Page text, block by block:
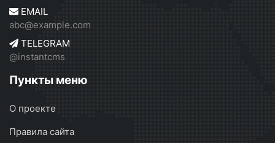
EMAIL
abc@example.com
TELEGRAM
@instantcms
Пункты меню
О проекте
Правила сайта